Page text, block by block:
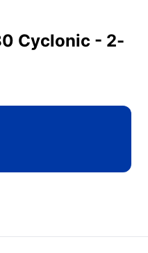
Cyclonic - 2-